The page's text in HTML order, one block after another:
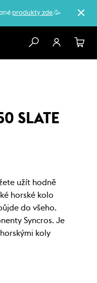
produkty zde.🥳
SLATE
užít hodně
horské kolo
do všeho.
Syncros. Je
koly